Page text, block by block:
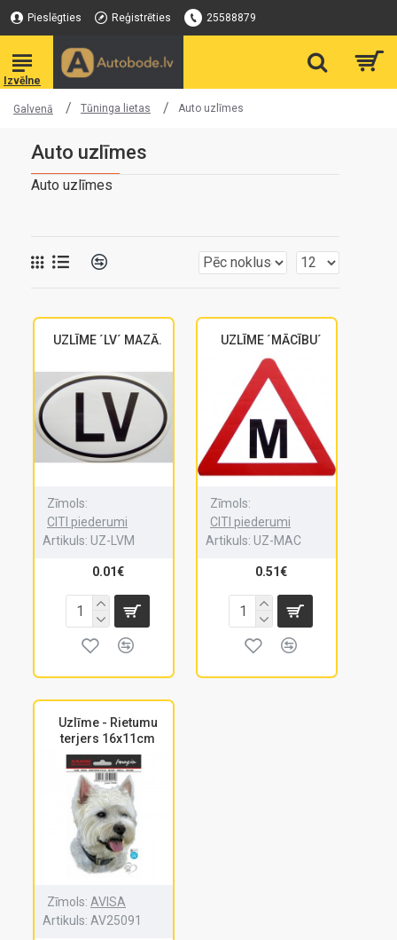
Pieslēgties Reģistrēties 25588879
Galvenā Tūninga lietas Auto uzlīmes
Auto uzlīmes
Auto uzlīmes
UZLĪME ´LV´ MAZĀ.
Zīmols:
CITI piederumi
Artikuls: UZ-LVM
0.01€
UZLĪME ´MĀCĪBU´
Zīmols:
CITI piederumi
Artikuls: UZ-MAC
0.51€
Uzlīme - Rietumu
terjers 16x11cm
Zīmols: AVISA
Artikuls: AV25091